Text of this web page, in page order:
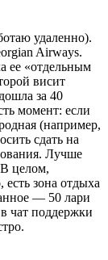
удаленно).
Airways.
ее «отдельным
висит
за 40
момент: если
(например,
сдать на
Лучше
целом,
зона отдыха
— 50 лари
чат поддержки